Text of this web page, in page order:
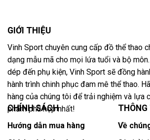
GIỚI THIỆU
Vinh Sport chuyên cung cấp đồ thể thao
dạng mẫu mã cho mọi lứa tuổi và bộ
dép đến phụ kiện, Vinh Sport sẽ đồng
hành trình chinh phục đam mê thể thao.
hàng của chúng tôi để trải nghiệm và lựa
phẩm phù hợp nhất!
CHÍNH SÁCH
Hướng dẫn mua hàng
THÔNG
Về